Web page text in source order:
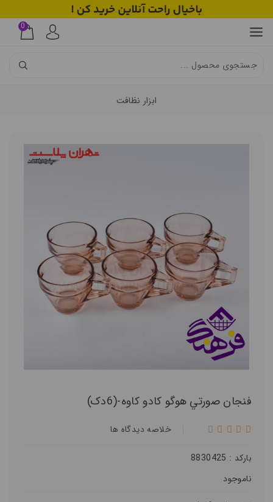
0
ابزار نظافت
فنجان صورتي هوگو کادو کاوه-(6دک)
خلاصه ديدگاه ها
بارکد : 8830425
ناموجود